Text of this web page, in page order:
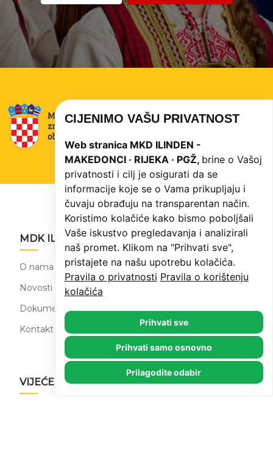
CIJENIMO VAŠU PRIVATNOST
Web stranica MKD ILINDEN -
MAKEDONCI · RIJEKA · PGŽ, brine o Vašoj
privatnosti i cilj je osigurati da se
informacije koje se o Vama prikupljaju i
čuvaju obrađuju na transparentan način.
Koristimo kolačiće kako bismo poboljšali
Vaše iskustvo pregledavanja i analizirali
naš promet. Klikom na "Prihvati sve",
pristajete na našu upotrebu kolačića.
Pravila o privatnosti Pravila o korištenju
kolačića
Prihvati sve
Prihvati samo osnovno
Prilagodite odabir
MDK ILINDEN
O nama
Novosti
Dokumenti
Kontakt
VIJEĆE MNM RI